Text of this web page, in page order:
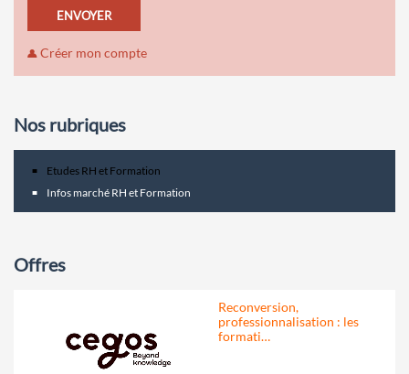
ENVOYER
Créer mon compte
Nos rubriques
Etudes RH et Formation
Infos marché RH et Formation
Offres
Reconversion,
professionnalisation : les
formati…